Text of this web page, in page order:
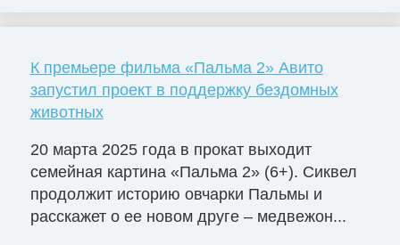
К премьере фильма «Пальма 2» Авито
запустил проект в поддержку бездомных
животных
20 марта 2025 года в прокат выходит
семейная картина «Пальма 2» (6+). Сиквел
продолжит историю овчарки Пальмы и
расскажет о ее новом друге – медвежон...